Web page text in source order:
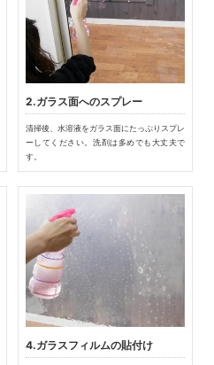
2.ガラス面へのスプレー
清掃後、水溶液をガラス面にたっぷりスプレ
ーしてください。洗剤は多めでも大丈夫で
す。
4.ガラスフィルムの貼付け